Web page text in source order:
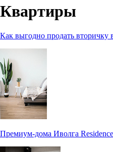
Квартиры
Как выгодно продать вторичку
Премиум-дома Иволга